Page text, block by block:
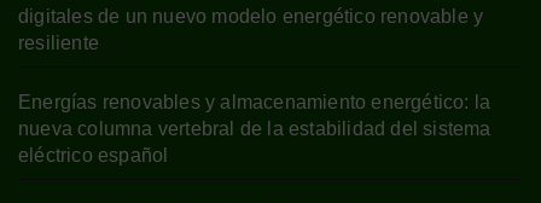
digitales de un nuevo modelo energético renovable y
resiliente
Energías renovables y almacenamiento energético: la
nueva columna vertebral de la estabilidad del sistema
eléctrico español